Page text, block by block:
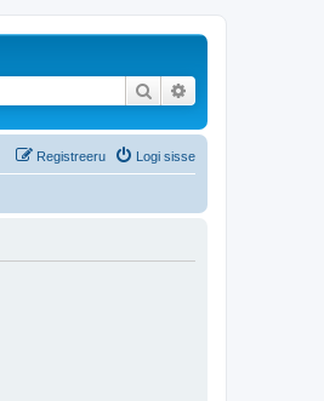
Otsi
Logi sisse
Registreeru